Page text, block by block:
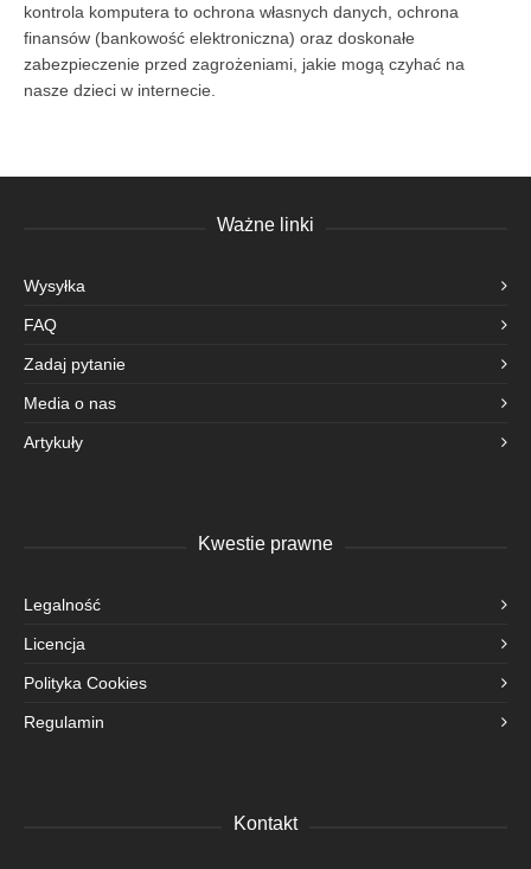
kontrola komputera to ochrona własnych danych, ochrona
finansów (bankowość elektroniczna) oraz doskonałe
zabezpieczenie przed zagrożeniami, jakie mogą czyhać na
nasze dzieci w internecie.
Ważne linki
Wysyłka
FAQ
Zadaj pytanie
Media o nas
Artykuły
Kwestie prawne
Legalność
Licencja
Polityka Cookies
Regulamin
Kontakt